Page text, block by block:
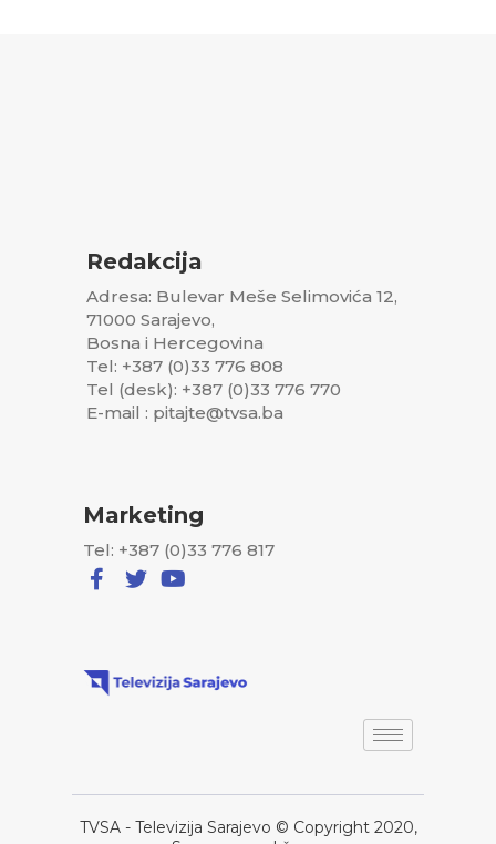
Redakcija
Adresa: Bulevar Meše Selimovića 12,
71000 Sarajevo,
Bosna i Hercegovina
Tel: +387 (0)33 776 808
Tel (desk): +387 (0)33 776 770
E-mail : pitajte@tvsa.ba
Marketing
Tel: +387 (0)33 776 817
TVSA - Televizija Sarajevo © Copyright 2020,